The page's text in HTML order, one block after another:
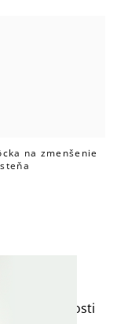
na zmenšenie
rýdzosti